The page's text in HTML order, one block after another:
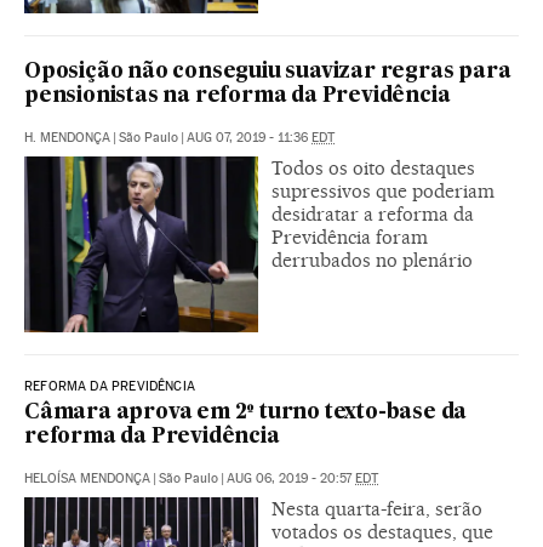
Oposição não conseguiu suavizar regras para
pensionistas na reforma da Previdência
H. MENDONÇA | São Paulo | AUG 07, 2019 - 11:36 EDT
Todos os oito destaques
supressivos que poderiam
desidratar a reforma da
Previdência foram
derrubados no plenário
REFORMA DA PREVIDÊNCIA
Câmara aprova em 2º turno texto-base da
reforma da Previdência
HELOÍSA MENDONÇA | São Paulo | AUG 06, 2019 - 20:57EDT
Nesta quarta-feira, serão
votados os destaques, que